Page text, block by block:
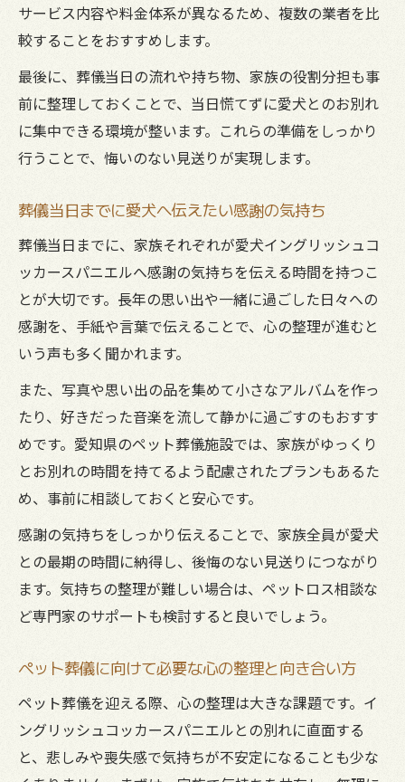
サービス内容や料金体系が異なるため、複数の業者を比
較することをおすすめします。
最後に、葬儀当日の流れや持ち物、家族の役割分担も事
前に整理しておくことで、当日慌てずに愛犬とのお別れ
に集中できる環境が整います。これらの準備をしっかり
行うことで、悔いのない見送りが実現します。
葬儀当日までに愛犬へ伝えたい感謝の気持ち
葬儀当日までに、家族それぞれが愛犬イングリッシュコ
ッカースパニエルへ感謝の気持ちを伝える時間を持つこ
とが大切です。長年の思い出や一緒に過ごした日々への
感謝を、手紙や言葉で伝えることで、心の整理が進むと
いう声も多く聞かれます。
また、写真や思い出の品を集めて小さなアルバムを作っ
たり、好きだった音楽を流して静かに過ごすのもおすす
めです。愛知県のペット葬儀施設では、家族がゆっくり
とお別れの時間を持てるよう配慮されたプランもあるた
め、事前に相談しておくと安心です。
感謝の気持ちをしっかり伝えることで、家族全員が愛犬
との最期の時間に納得し、後悔のない見送りにつながり
ます。気持ちの整理が難しい場合は、ペットロス相談な
ど専門家のサポートも検討すると良いでしょう。
ペット葬儀に向けて必要な心の整理と向き合い方
ペット葬儀を迎える際、心の整理は大きな課題です。イ
ングリッシュコッカースパニエルとの別れに直面する
と、悲しみや喪失感で気持ちが不安定になることも少な